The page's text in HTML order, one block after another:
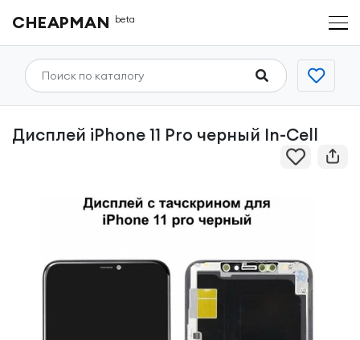
CHEAPMAN beta
Дисплей iPhone 11 Pro черный In-Cell